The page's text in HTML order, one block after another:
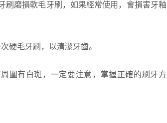
刷磨損軟毛牙刷，如果經常使用，會損害牙釉
硬毛牙刷，以清潔牙齒。
圍有白斑，一定要注意，掌握正確的刷牙方